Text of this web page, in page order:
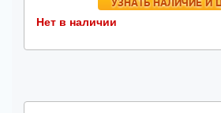
Нет в наличии